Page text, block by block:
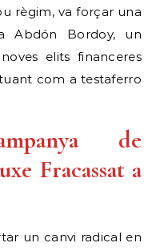
règim, va forçar una
Abdón Bordoy, un
elits financeres
com a testaferro
de
Fracassat a
un canvi radical en